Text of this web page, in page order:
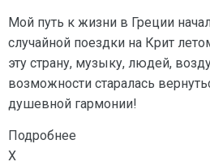
Мой путь к жизни в Греции
случайной поездки на Крит
эту страну, музыку, людей,
возможности старалась
душевной гармонии!
Подробнее
X